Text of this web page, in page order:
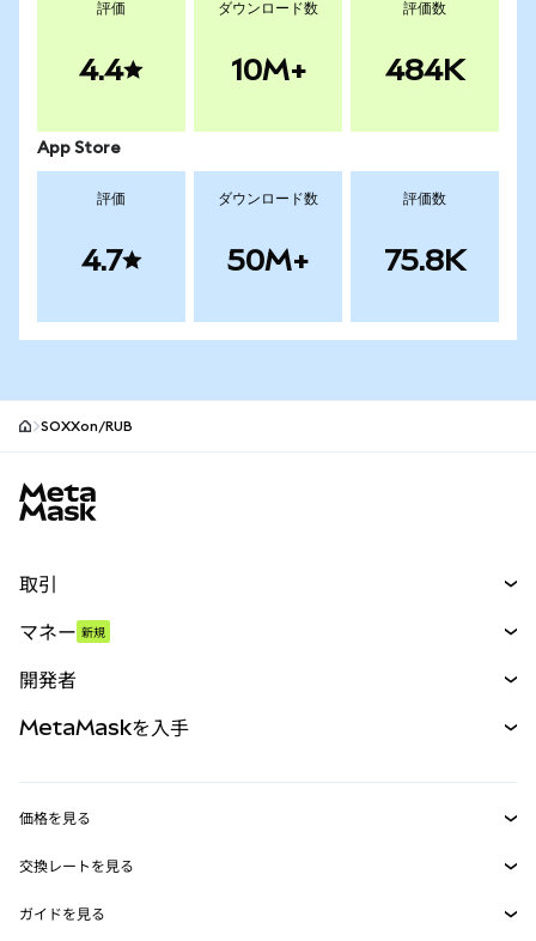
評価
4.4
ダウンロード数
10M+
評価数
484K
App Store
評価
4.7
ダウンロード数
50M+
評価数
75.8K
SOXXon/RUB
取引
パーペチュアル
RWA
マネー 新規
開発者
MetaMask Connect
Snaps
MetaMaskを入手
セキュリティ
価格を見る
イーサリアムの価格
Solanaの価格
交換レートを見る
ETH→USD
ガイドを見る